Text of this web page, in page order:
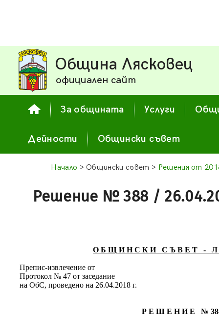
Община Лясковец
официален сайт
За общината Услуги
Дейности Общински съвет
Начало > Общински съвет > Решения от
Решение № 388 /
О Б Щ И Н С К И С Ъ В Е Т - Л
Препис-извлечение от
Протокол № 47 от заседание
на ОбС, проведено на 26.04.2018 г.
Р Е Ш Е Н И Е №